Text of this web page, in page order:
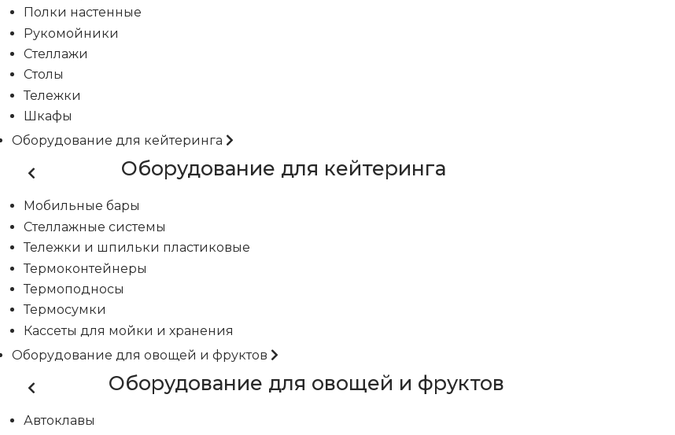
Полки настенные
Рукомойники
Стеллажи
Столы
Тележки
Шкафы
Оборудование для кейтеринга
Оборудование для кейтеринга
Мобильные бары
Стеллажные системы
Тележки и шпильки пластиковые
Термоконтейнеры
Термоподносы
Термосумки
Кассеты для мойки и хранения
Оборудование для овощей и фруктов
Оборудование для овощей и фруктов
Автоклавы